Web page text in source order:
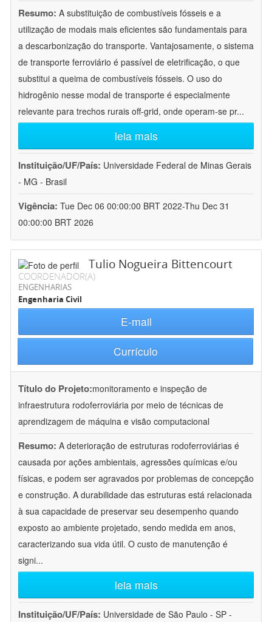
Resumo: A substituição de combustíveis fósseis e a
utilização de modais mais eficientes são fundamentais para
a descarbonização do transporte. Vantajosamente, o sistema
de transporte ferroviário é passível de eletrificação, o que
substitui a queima de combustíveis fósseis. O uso do
hidrogênio nesse modal de transporte é especialmente
relevante para trechos rurais off-grid, onde operam-se pr...
leia mais
Instituição/UF/País: Universidade Federal de Minas Gerais
- MG - Brasil
Vigência: Tue Dec 06 00:00:00 BRT 2022-Thu Dec 31
00:00:00 BRT 2026
Tulio Nogueira Bittencourt
COORDENADOR(A)
ENGENHARIAS
Engenharia Civil
E-mail
Currículo
Título do Projeto:monitoramento e inspeção de
infraestrutura rodoferroviária por meio de técnicas de
aprendizagem de máquina e visão computacional
Resumo: A deterioração de estruturas rodoferroviárias é
causada por ações ambientais, agressões químicas e/ou
físicas, e podem ser agravados por problemas de concepção
e construção. A durabilidade das estruturas está relacionada
à sua capacidade de preservar seu desempenho quando
exposto ao ambiente projetado, sendo medida em anos,
caracterizando sua vida útil. O custo de manutenção é
signi...
leia mais
Instituição/UF/País: Universidade de São Paulo - SP -